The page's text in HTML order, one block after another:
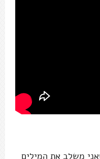
משלב את המילים